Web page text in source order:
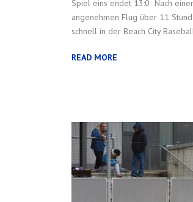
Spiel eins endet 13:0 Nach
angenehmen Flug über 11
schnell in der Beach City
READ MORE